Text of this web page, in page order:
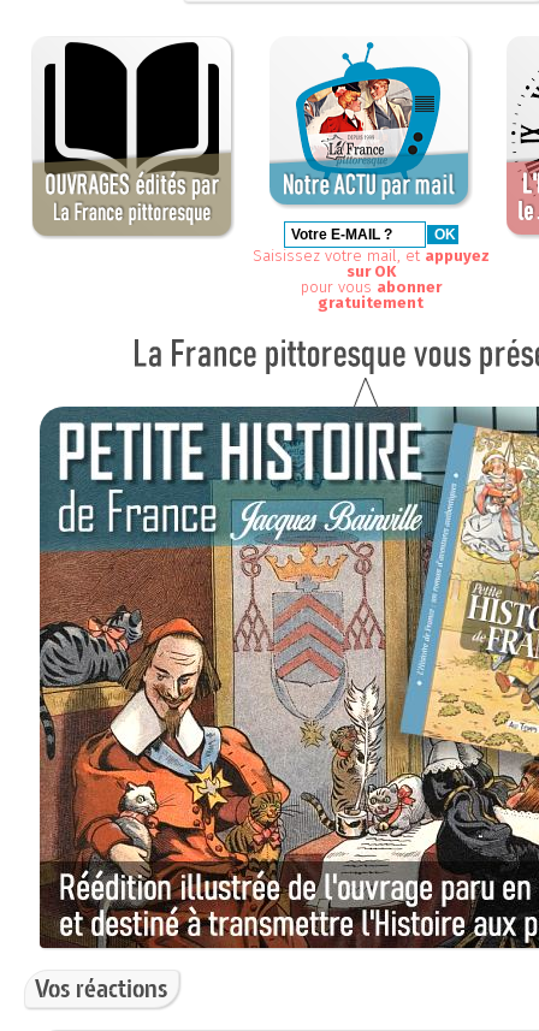
Saisissez votre mail, et appuyez
sur OK
pour vous abonner
gratuitement
Vos réactions